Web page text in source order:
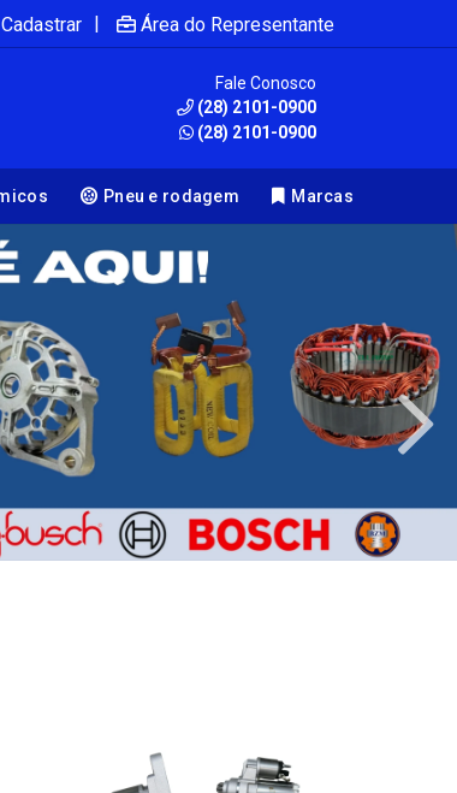
| Área do Representante
Fale Conosco
(28) 2101-0900
(28) 2101-0900
Pneu e rodagem Marcas